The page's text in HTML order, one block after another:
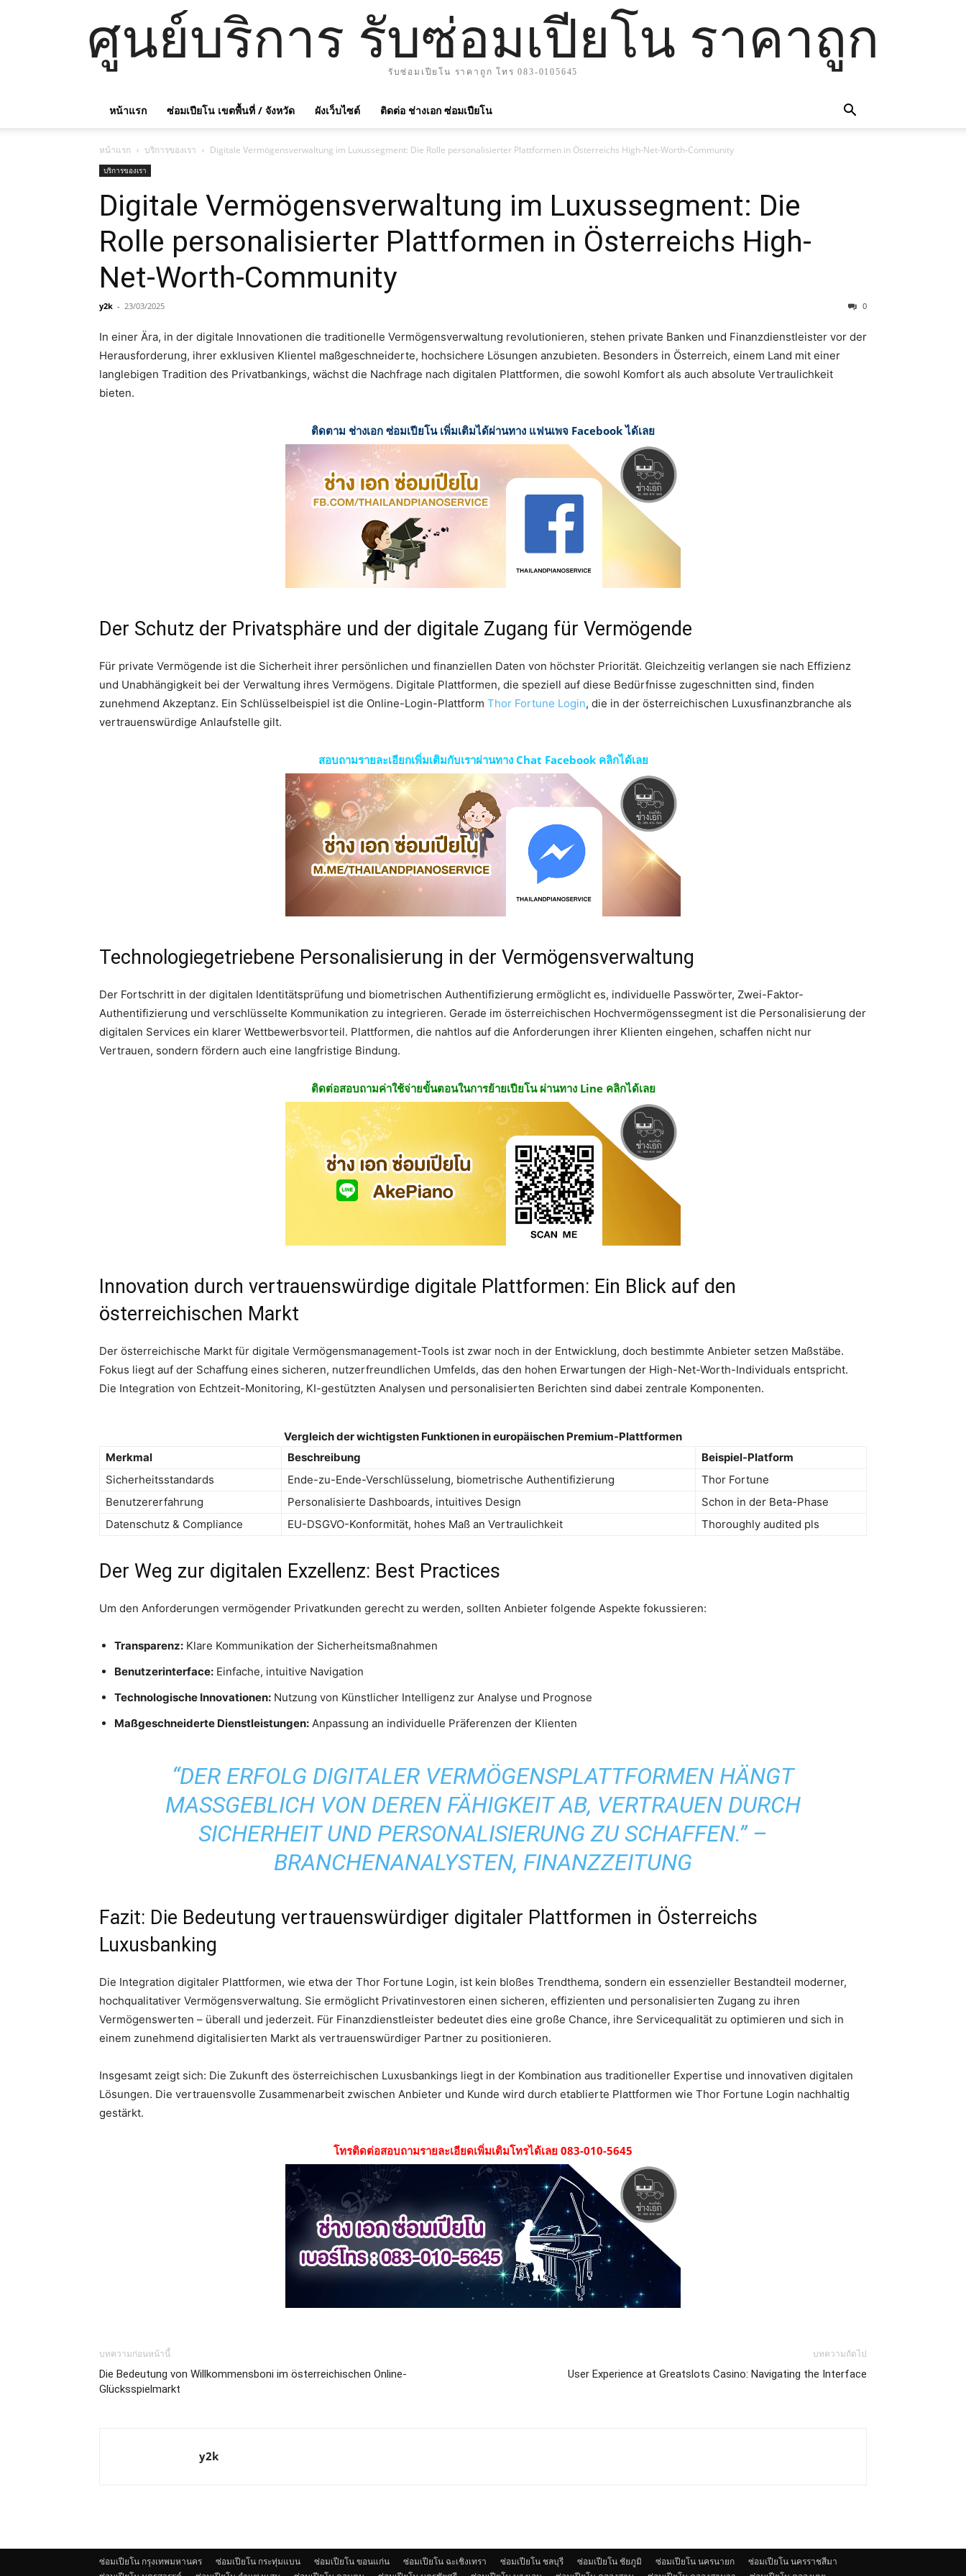
ศูนย์บริการ รับซ่อมเปียโน ราคาถูก
รับซ่อมเปียโน ราคาถูก โทร 083-0105645
หน้าแรก ซ่อมเปียโน เขตพื้นที่ / จังหวัด ผังเว็บไซต์ ติดต่อ ช่างเอก ซ่อมเปียโน
หน้าแรก บริการของเรา Digitale Vermögensverwaltung im Luxussegment: Die Rolle personalisierter Plattformen in Österreichs High-Net-Worth-Community
บริการของเรา
Digitale Vermögensverwaltung im Luxussegment: Die
Rolle personalisierter Plattformen in Österreichs High-
Net-Worth-Community
y2k - 23/03/2025 0
In einer Ära, in der digitale Innovationen die traditionelle Vermögensverwaltung revolutionieren, stehen private Banken und Finanzdienstleister vor der
Herausforderung, ihrer exklusiven Klientel maßgeschneiderte, hochsichere Lösungen anzubieten. Besonders in Österreich, einem Land mit einer
langlebigen Tradition des Privatbankings, wächst die Nachfrage nach digitalen Plattformen, die sowohl Komfort als auch absolute Vertraulichkeit
bieten.
ติดตาม ช่างเอก ซ่อมเปียโน เพิ่มเติมได้ผ่านทาง แฟนเพจ Facebook ได้เลย
Der Schutz der Privatsphäre und der digitale Zugang für Vermögende
Für private Vermögende ist die Sicherheit ihrer persönlichen und finanziellen Daten von höchster Priorität. Gleichzeitig verlangen sie nach Effizienz
und Unabhängigkeit bei der Verwaltung ihres Vermögens. Digitale Plattformen, die speziell auf diese Bedürfnisse zugeschnitten sind, finden
zunehmend Akzeptanz. Ein Schlüsselbeispiel ist die Online-Login-Plattform Thor Fortune Login, die in der österreichischen Luxusfinanzbranche als
vertrauenswürdige Anlaufstelle gilt.
สอบถามรายละเอียกเพิ่มเติมกับเราผ่านทาง Chat Facebook คลิกได้เลย
Technologiegetriebene Personalisierung in der Vermögensverwaltung
Der Fortschritt in der digitalen Identitätsprüfung und biometrischen Authentifizierung ermöglicht es, individuelle Passwörter, Zwei-Faktor-
Authentifizierung und verschlüsselte Kommunikation zu integrieren. Gerade im österreichischen Hochvermögenssegment ist die Personalisierung der
digitalen Services ein klarer Wettbewerbsvorteil. Plattformen, die nahtlos auf die Anforderungen ihrer Klienten eingehen, schaffen nicht nur
Vertrauen, sondern fördern auch eine langfristige Bindung.
ติดต่อสอบถามค่าใช้จ่ายขั้นตอนในการย้ายเปียโน ผ่านทาง Line คลิกได้เลย
Innovation durch vertrauenswürdige digitale Plattformen: Ein Blick auf den
österreichischen Markt
Der österreichische Markt für digitale Vermögensmanagement-Tools ist zwar noch in der Entwicklung, doch bestimmte Anbieter setzen Maßstäbe.
Fokus liegt auf der Schaffung eines sicheren, nutzerfreundlichen Umfelds, das den hohen Erwartungen der High-Net-Worth-Individuals entspricht.
Die Integration von Echtzeit-Monitoring, KI-gestützten Analysen und personalisierten Berichten sind dabei zentrale Komponenten.
Vergleich der wichtigsten Funktionen in europäischen Premium-Plattformen
Merkmal
Beschreibung
Beispiel-Platform
Sicherheitsstandards
Ende-zu-Ende-Verschlüsselung, biometrische Authentifizierung
Thor Fortune
Benutzererfahrung
Personalisierte Dashboards, intuitives Design
Schon in der Beta-Phase
Datenschutz & Compliance
EU-DSGVO-Konformität, hohes Maß an Vertraulichkeit Thoroughly audited pls
Der Weg zur digitalen Exzellenz: Best Practices
Um den Anforderungen vermögender Privatkunden gerecht zu werden, sollten Anbieter folgende Aspekte fokussieren:
Transparenz: Klare Kommunikation der Sicherheitsmaßnahmen
Benutzerinterface: Einfache, intuitive Navigation
Technologische Innovationen: Nutzung von Künstlicher Intelligenz zur Analyse und Prognose
Maßgeschneiderte Dienstleistungen: Anpassung an individuelle Präferenzen der Klienten
“DER ERFOLG DIGITALER VERMÖGENSPLATTFORMEN HÄNGT
MASSGEBLICH VON DEREN FÄHIGKEIT AB, VERTRAUEN DURCH S
ICHERHEIT UND PERSONALISIERUNG ZU SCHAFFEN.” – B
RANCHENANALYSTEN, FINANZZEITUNG
Fazit: Die Bedeutung vertrauenswürdiger digitaler Plattformen in Österreichs
Luxusbanking
Die Integration digitaler Plattformen, wie etwa der Thor Fortune Login, ist kein bloßes Trendthema, sondern ein essenzieller Bestandteil moderner,
hochqualitativer Vermögensverwaltung. Sie ermöglicht Privatinvestoren einen sicheren, effizienten und personalisierten Zugang zu ihren
Vermögenswerten – überall und jederzeit. Für Finanzdienstleister bedeutet dies eine große Chance, ihre Servicequalität zu optimieren und sich in
einem zunehmend digitalisierten Markt als vertrauenswürdiger Partner zu positionieren.
Insgesamt zeigt sich: Die Zukunft des österreichischen Luxusbankings liegt in der Kombination aus traditioneller Expertise und innovativen digitalen
Lösungen. Die vertrauensvolle Zusammenarbeit zwischen Anbieter und Kunde wird durch etablierte Plattformen wie Thor Fortune Login nachhaltig
gestärkt.
โทรติดต่อสอบถามรายละเอียดเพิ่มเติมโทรได้เลย 083-010-5645
บทความก่อนหน้านี้
Die Bedeutung von Willkommensboni im österreichischen Online-
Glücksspielmarkt
บทความถัดไป
User Experience at Greatslots Casino: Navigating the Interface
y2k
ซ่อมเปียโน กรุงเทพมหานคร ซ่อมเปียโน กระทุ่มแบน ซ่อมเปียโน ขอนแก่น ซ่อมเปียโน ฉะเชิงเทรา ซ่อมเปียโน ชลบุรี ซ่อมเปียโน ชัยภูมิ ซ่อมเปียโน นครนายก
ซ่อมเปียโน นครราชสีมา